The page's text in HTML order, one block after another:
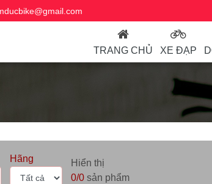
TRANG CHỦ XE ĐẠP
Hãng
Hiển thị
0/0sản phẩm